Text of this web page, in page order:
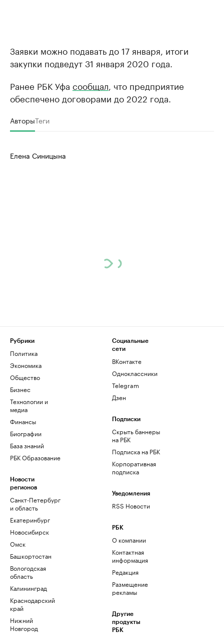
Заявки можно подавать до 17 января, итоги
закупки подведут 31 января 2020 года.
Ранее РБК Уфа сообщал, что предприятие
обеспечено договорами до 2022 года.
АвторыТеги
Елена Синицына
Рубрики
Политика
Экономика
Общество
Бизнес
Технологии и
медиа
Финансы
Биографии
База знаний
РБК Образование
Новости
регионов
Санкт-Петербург
и область
Екатеринбург
Новосибирск
Омск
Башкортостан
Вологодская
область
Калининград
Краснодарский
край
Нижний
Новгород
Социальные
сети
ВКонтакте
Одноклассники
Telegram
Дзен
Подписки
Скрыть баннеры
на РБК
Подписка на РБК
Корпоративная
подписка
Уведомления
RSS Новости
РБК
О компании
Контактная
информация
Редакция
Размещение
рекламы
Другие
продукты
РБК